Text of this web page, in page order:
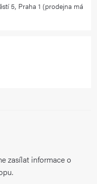
5, Praha 1 (prodejna má
zasílat informace o